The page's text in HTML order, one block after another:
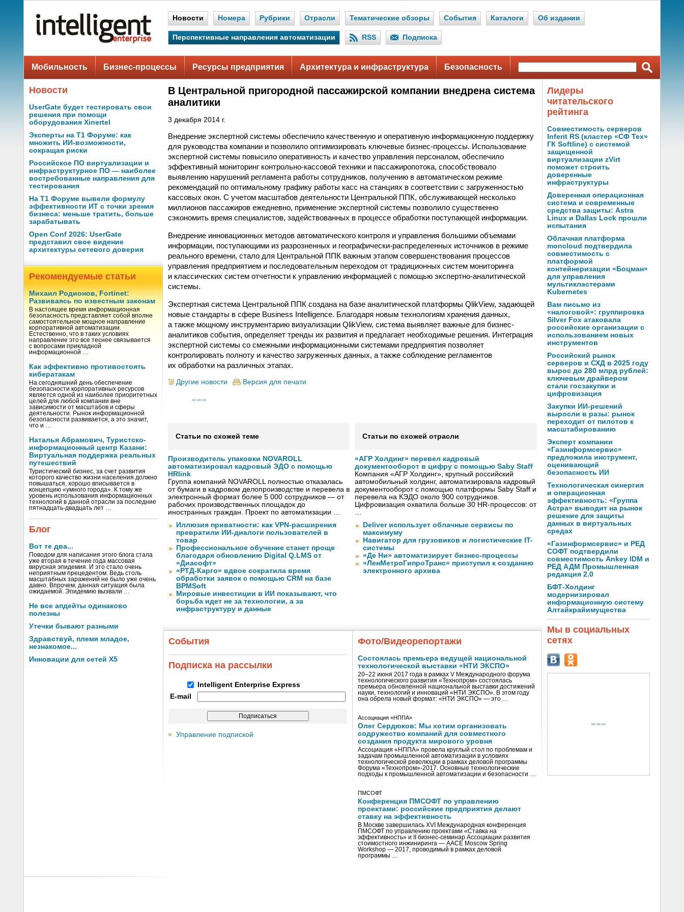
Новости Номера Рубрики Отрасли Тематические обзоры События Каталоги Об издании
Перспективные направления автоматизации RSS Подписка
Мобильность Бизнес-процессы Ресурсы предприятия Архитектура и инфраструктура Безопасность
Новости
UserGate будет тестировать свои
решения при помощи
оборудования Xinertel
Эксперты на Т1 Форуме: как
множить ИИ-возможности,
сокращая риски
Российское ПО виртуализации и
инфраструктурное ПО — наиболее
востребованные направления для
тестирования
На Т1 Форуме вывели формулу
эффективности ИТ с точки зрения
бизнеса: меньше тратить, больше
зарабатывать
Open Conf 2026: UserGate
представил свое видение
архитектуры сетевого доверия
Рекомендуемые статьи
Михаил Родионов, Fortinet:
Развиваясь по известным законам
В настоящее время информационная
безопасность представляет собой вполне
самостоятельное мощное направление
корпоративной автоматизации.
Естественно, что в таких условиях
направление это все теснее связывается
с вопросами прикладной
информационной …
Как эффективно противостоять
кибератакам
На сегодняшний день обеспечение
безопасности корпоративных ресурсов
является одной из наиболее приоритетных
целей для любой компании вне
зависимости от масштабов и сферы
деятельности. Рынок информационной
безопасности развивается, а это значит,
что и …
Наталья Абрамович, Туристско-
информационный центр Казани:
Виртуальная поддержка реальных
путешествий
Туристический бизнес, за счет развития
которого качество жизни населения должно
повышаться, хорошо вписывается в
концепцию «умного города». К тому же
уровень использования информационных
технологий в данной отрасли за последние
пятнадцать-двадцать лет …
Блог
Вот те два...
Поводом для написания этого блога стала
уже вторая в течение года массовая
вирусная эпидемия. И это стало очень
неприятным прецедентом. Ведь столь
масштабных заражений не было уже очень
давно. Впрочем, данная ситуация была
ожидаемой. Эпидемию вызвали …
Не все апдейты одинаково
полезны
Утечки бывают разными
Здравствуй, племя младое,
незнакомое...
Инновации для сетей X5
В Центральной пригородной пассажирской компании внедрена система
аналитики
3 декабря 2014 г.
Внедрение экспертной системы обеспечило качественную и оперативную информационную поддержку
для руководства компании и позволило оптимизировать ключевые бизнес-процессы. Использование
экспертной системы повысило оперативность и качество управления персоналом, обеспечило
эффективный мониторинг контрольно-кассовой техники и пассажиропотока, способствовало
выявлению нарушений регламента работы сотрудников, получению в автоматическом режиме
рекомендаций по оптимальному графику работы касс на станциях в соответствии с загруженностью
кассовых окон. С учетом масштабов деятельности Центральной ППК, обслуживающей несколько
миллионов пассажиров ежедневно, применение экспертной системы позволило существенно
сэкономить время специалистов, задействованных в процессе обработки поступающей информации.
Внедрение инновационных методов автоматического контроля и управления большими объемами
информации, поступающими из разрозненных и географически-распределенных источников в режиме
реального времени, стало для Центральной ППК важным этапом совершенствования процессов
управления предприятием и последовательным переходом от традиционных систем мониторинга
и классических систем отчетности к управлению информацией с помощью экспертно-аналитической
системы.
Экспертная система Центральной ППК создана на базе аналитической платформы QlikView, задающей
новые стандарты в сфере Business Intelligence. Благодаря новым технологиям хранения данных,
а также мощному инструментарию визуализации QlikView, система выявляет важные для бизнес-
аналитиков события, определяет тренды их развития и предлагает необходимые решения. Интеграция
экспертной системы со смежными информационными системами предприятия позволяет
контролировать полноту и качество загруженных данных, а также соблюдение регламентов
их обработки на различных этапах.
Другие новости Версия для печати
Статьи по схожей теме
Производитель упаковки NOVAROLL
автоматизировал кадровый ЭДО с помощью
HRlink
Группа компаний NOVAROLL полностью отказалась
от бумаги в кадровом делопроизводстве и перевела в
электронный формат более 5 000 сотрудников — от
рабочих производственных площадок до
иностранных граждан. Проект по автоматизации …
Иллюзия приватности: как VPN-расширения
превратили ИИ-диалоги пользователей в
товар
Профессиональное обучение станет проще
благодаря обновлению Digital Q.LMS от
«Диасофт»
«РТД-Карго» вдвое сократила время
обработки заявок с помощью CRM на базе
BPMSoft
Мировые инвестиции в ИИ показывают, что
борьба идет не за технологии, а за
инфраструктуру и данные
Статьи по схожей отрасли
«АГР Холдинг» перевел кадровый
документооборот в цифру с помощью Saby Staff
Компания «АГР Холдинг», крупный российский
автомобильный холдинг, автоматизировала кадровый
документооборот с помощью платформы Saby Staff и
перевела на КЭДО около 900 сотрудников.
Цифровизация охватила больше 30 HR-процессов: от
…
Deliver использует облачные сервисы по
максимуму
Навигатор для грузовиков и логистические IT-
системы
«Де Ни» автоматизирует бизнес-процессы
«ЛенМетроГипроТранс» приступил к созданию
электронного архива
События
Подписка на рассылки
Intelligent Enterprise Express
E-mail
Управление подпиской
Фото/Видеорепортажи
Состоялась премьера ведущей национальной
технологической выставки «НТИ ЭКСПО»
20–22 июня 2017 года в рамках V Международного форума
технологического развития «Технопром» состоялась
премьера обновленной национальной выставки достижений
науки, технологий и инноваций «НТИ ЭКСПО». В этом году
она обрела новый формат: «НТИ ЭКСПО» — это …
Ассоциация «НППА»
Олег Сердюков: Мы хотим организовать
содружество компаний для совместного
создания продукта мирового уровня
Ассоциация «НППА» провела круглый стол по проблемам и
задачам промышленной автоматизации в условиях
технологической революции в рамках деловой программы
Форума «Технопром»-2017. Основные технологические
подходы к промышленной автоматизации и безопасности …
ПМСОФТ
Конференция ПМСОФТ по управлению
проектами: российские предприятия делают
ставку на эффективность
В Москве завершилась XVI Международная конференция
ПМСОФТ по управлению проектами «Ставка на
эффективность» и II бизнес-семинар Ассоциации развития
стоимостного инжиниринга — AACE Moscow Spring
Workshop — 2017, проводимый в рамках деловой
программы …
Лидеры
читательского
рейтинга
Совместимость серверов
Inferit RS (кластер «СФ Тех»
ГК Softline) с системой
защищенной
виртуализации zVirt
поможет строить
доверенные
инфраструктуры
Доверенная операционная
система и современные
средства защиты: Astra
Linux и Dallas Lock прошли
испытания
Облачная платформа
moncloud подтвердила
совместимость с
платформой
контейнеризации «Боцман»
для управления
мультикластерами
Kubernetes
Вам письмо из
«налоговой»: группировка
Silver Fox атаковала
российские организации с
использованием новых
инструментов
Российский рынок
серверов и СХД в 2025 году
вырос до 280 млрд рублей:
ключевым драйвером
стали госзакупки и
цифровизация
Закупки ИИ-решений
выросли в разы: рынок
переходит от пилотов к
масштабированию
Эксперт компании
«Газинформсервис»
предложила инструмент,
оценивающий
безопасность ИИ
Технологическая синергия
и операционная
эффективность: «Группа
Астра» выводит на рынок
решение для защиты
данных в виртуальных
средах
«Газинформсервис» и РЕД
СОФТ подтвердили
совместимость Ankey IDM и
РЕД АДМ Промышленная
редакция 2.0
БФТ-Холдинг
модернизировал
информационную систему
Алтайкрайимущества
Мы в социальных
сетях